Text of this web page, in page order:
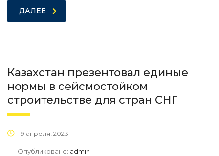
ДАЛЕЕ
Казахстан презентовал единые
нормы в сейсмостойком
строительстве для стран СНГ
19 апреля, 2023
Опубликовано: admin